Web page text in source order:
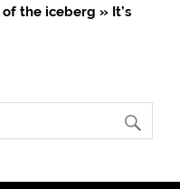
the iceberg » It’s